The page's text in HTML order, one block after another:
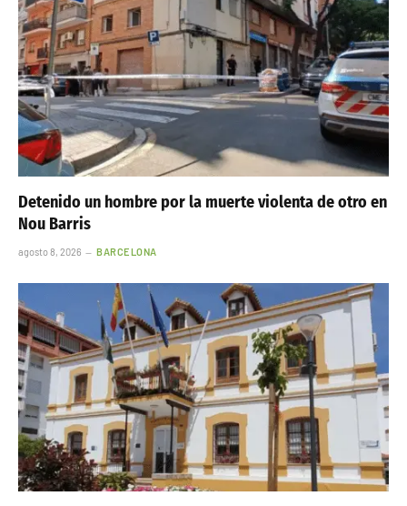
Detenido un hombre por la muerte violenta de otro en
Nou Barris
agosto 8, 2026 BARCELONA